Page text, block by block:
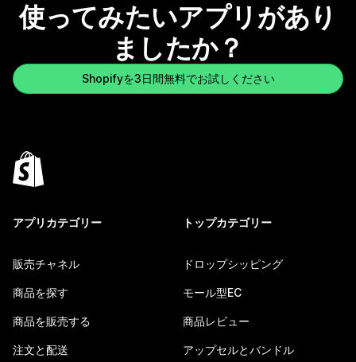
使ってみたいアプリがあり
ましたか？
Shopifyを3日間無料でお試しください
アプリカテゴリー
販売チャネル
商品を探す
商品を販売する
注文と配送
トップカテゴリー
ドロップシッピング
モール型EC
商品レビュー
アップセルとバンドル